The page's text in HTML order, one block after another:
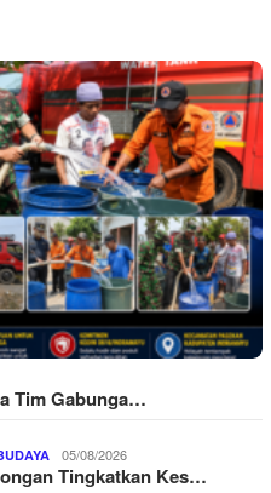
Tim Gabunga…
05/08/2026
Tingkatkan Kes…